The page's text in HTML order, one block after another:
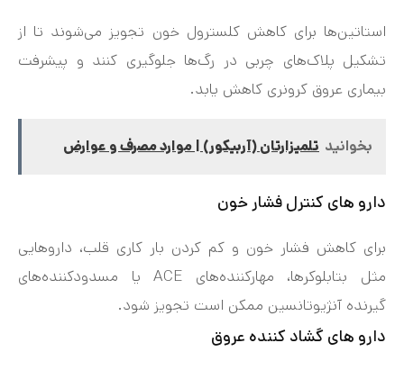
استاتین‌ها برای کاهش کلسترول خون تجویز می‌شوند تا از
تشکیل پلاک‌های چربی در رگ‌ها جلوگیری کنند و پیشرفت
بیماری عروق کرونری کاهش یابد.
بخوانید تلمیزارتان (آربیکور) | موارد مصرف و عوارض
دارو های کنترل فشار خون
برای کاهش فشار خون و کم کردن بار کاری قلب، داروهایی
مثل بتابلوکرها، مهارکننده‌های ACE یا مسدودکننده‌های
گیرنده آنژیوتانسین ممکن است تجویز شود.
دارو های گشاد کننده عروق